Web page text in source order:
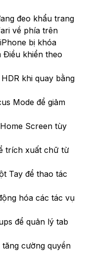
đeo khẩu trang
về phía trên
bị khóa
Điều khiển theo
khi quay bằng
Mode để giảm
Screen tùy
trích xuất chữ từ
Tay để thao tác
hóa các tác vụ
để quản lý tab
tăng cường quyền